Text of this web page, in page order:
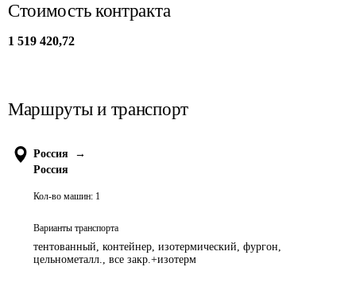
Стоимость контракта
1 519 420,72
Маршруты и транспорт
Россия
→
Россия
Кол-во машин: 1
Варианты транспорта
тентованный, контейнер, изотермический, фургон,
цельнометалл., все закр.+изотерм